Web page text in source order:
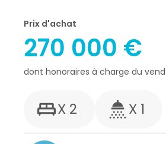
Prix d'achat
270 000 €
dont honoraires à charge du
X 2 X 1